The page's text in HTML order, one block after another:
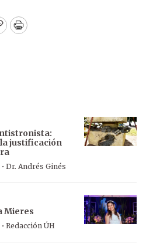
Print
justificación
· Dr. Andrés Ginés
Mieres
· Redacción ÚH